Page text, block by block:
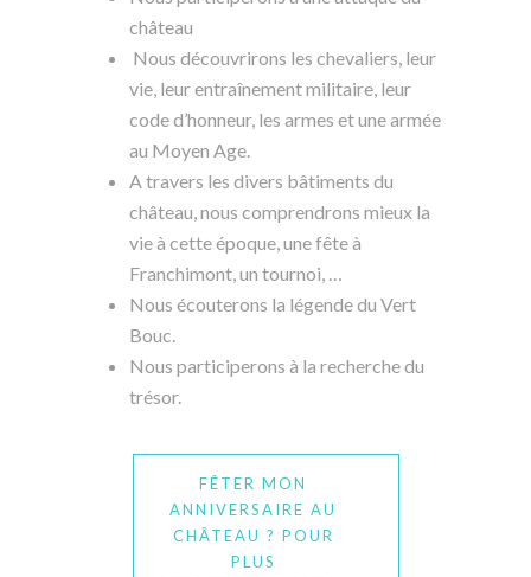
château
Nous découvrirons les chevaliers, leur
vie, leur entraînement militaire, leur
code d’honneur, les armes et une armée
au Moyen Age.
A travers les divers bâtiments du
château, nous comprendrons mieux la
vie à cette époque, une fête à
Franchimont, un tournoi, …
Nous écouterons la légende du Vert
Bouc.
Nous participerons à la recherche du
trésor.
FÊTER MON
ANNIVERSAIRE AU
CHÂTEAU ? POUR
PLUS